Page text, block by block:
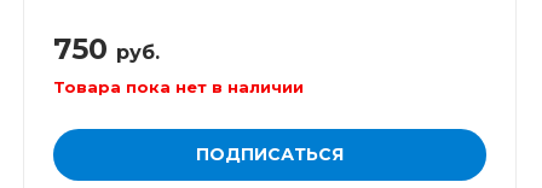
750 руб.
Товара пока нет в наличии
ПОДПИСАТЬСЯ